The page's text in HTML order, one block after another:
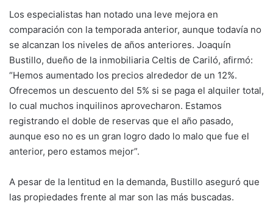
Los especialistas han notado una leve mejora en
comparación con la temporada anterior, aunque todavía no
se alcanzan los niveles de años anteriores. Joaquín
Bustillo, dueño de la inmobiliaria Celtis de Cariló, afirmó:
“Hemos aumentado los precios alrededor de un 12%.
Ofrecemos un descuento del 5% si se paga el alquiler total,
lo cual muchos inquilinos aprovecharon. Estamos
registrando el doble de reservas que el año pasado,
aunque eso no es un gran logro dado lo malo que fue el
anterior, pero estamos mejor”.
A pesar de la lentitud en la demanda, Bustillo aseguró que
las propiedades frente al mar son las más buscadas.